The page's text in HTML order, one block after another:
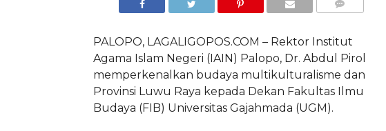
PALOPO, LAGALIGOPOS.COM – Rektor Institut
Agama Islam Negeri (IAIN) Palopo, Dr. Abdul Pirol
memperkenalkan budaya multikulturalisme dan
Provinsi Luwu Raya kepada Dekan Fakultas Ilmu
Budaya (FIB) Universitas Gajahmada (UGM).